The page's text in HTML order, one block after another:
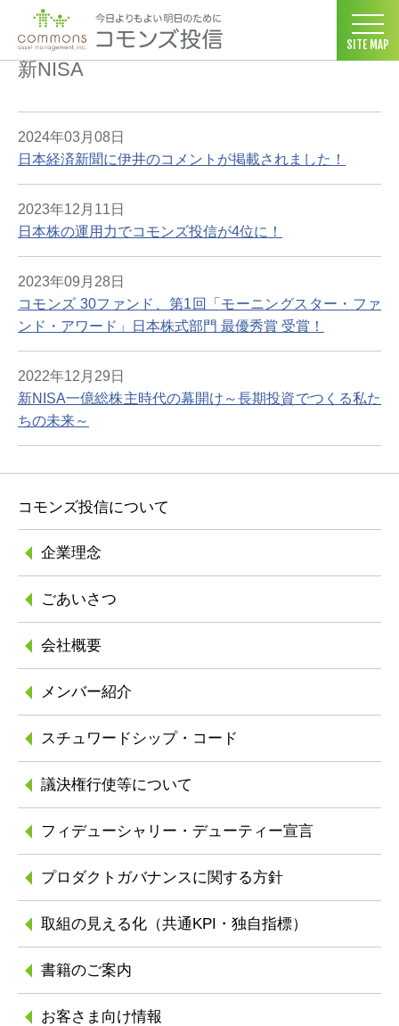
SITE MAP
コモンズ投信 ホーム >新NISA
新NISA
2024年03月08日
日本経済新聞に伊井のコメントが掲載されました！
2023年12月11日
日本株の運用力でコモンズ投信が4位に！
2023年09月28日
コモンズ 30ファンド、第1回「モーニングスター・ファ
ンド・アワード」日本株式部門 最優秀賞 受賞！
2022年12月29日
新NISA一億総株主時代の幕開け～長期投資でつくる私た
ちの未来～
コモンズ投信について
企業理念
ごあいさつ
会社概要
メンバー紹介
スチュワードシップ・コード
議決権行使等について
フィデューシャリー ・デューティー宣言
プロダクトガバナンスに関する方針
取組の見える化 （共通KPI・独自指標）
書籍のご案内
お客さま向け情報